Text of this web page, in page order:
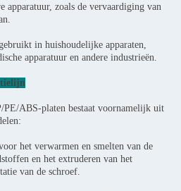
apparatuur, zoals de vervaardiging van
in huishoudelijke apparaten,
apparatuur en andere industrieën.
ABS-platen bestaat voornamelijk uit
het verwarmen en smelten van de
en het extruderen van het
van de schroef.